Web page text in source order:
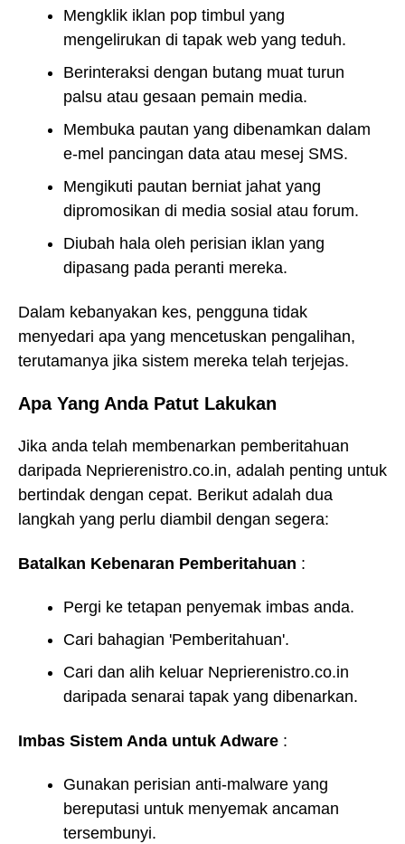
Mengklik iklan pop timbul yang
mengelirukan di tapak web yang teduh.
Berinteraksi dengan butang muat turun
palsu atau gesaan pemain media.
Membuka pautan yang dibenamkan dalam
e-mel pancingan data atau mesej SMS.
Mengikuti pautan berniat jahat yang
dipromosikan di media sosial atau forum.
Diubah hala oleh perisian iklan yang
dipasang pada peranti mereka.
Dalam kebanyakan kes, pengguna tidak
menyedari apa yang mencetuskan pengalihan,
terutamanya jika sistem mereka telah terjejas.
Apa Yang Anda Patut Lakukan
Jika anda telah membenarkan pemberitahuan
daripada Neprierenistro.co.in, adalah penting untuk
bertindak dengan cepat. Berikut adalah dua
langkah yang perlu diambil dengan segera:
Batalkan Kebenaran Pemberitahuan :
Pergi ke tetapan penyemak imbas anda.
Cari bahagian 'Pemberitahuan'.
Cari dan alih keluar Neprierenistro.co.in
daripada senarai tapak yang dibenarkan.
Imbas Sistem Anda untuk Adware :
Gunakan perisian anti-malware yang
bereputasi untuk menyemak ancaman
tersembunyi.